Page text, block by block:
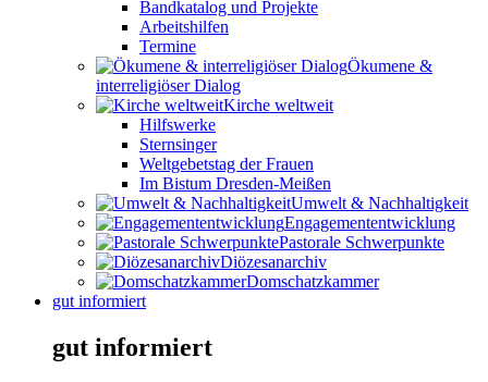
Bandkatalog und Projekte
Arbeitshilfen
Termine
Ökumene &
interreligiöser Dialog
Kirche weltweit
Hilfswerke
Sternsinger
Weltgebetstag der Frauen
Im Bistum Dresden-Meißen
Umwelt & Nachhaltigkeit
Engagemententwicklung
Pastorale Schwerpunkte
Diözesanarchiv
Domschatzkammer
gut informiert
gut informiert